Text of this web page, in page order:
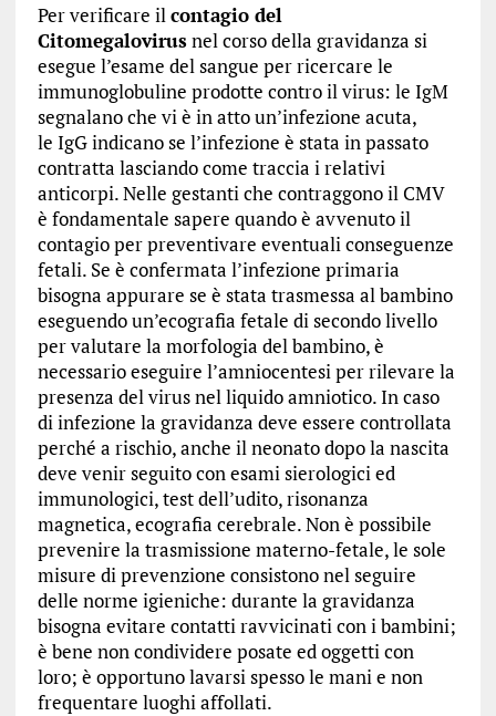
Per verificare ilcontagio del
Citomegalovirusnel corso della gravidanza si
esegue l’esame del sangue per ricercare le
immunoglobuline prodotte contro il virus: le IgM
segnalano che vi è in atto un’infezione acuta,
le IgG indicano se l’infezione è stata in passato
contratta lasciando come traccia i relativi
anticorpi. Nelle gestanti che contraggono il CMV
è fondamentale sapere quando è avvenuto il
contagio per preventivare eventuali conseguenze
fetali. Se è confermata l’infezione primaria
bisogna appurare se è stata trasmessa al bambino
eseguendo un’ecografia fetale di secondo livello
per valutare la morfologia del bambino, è
necessario eseguire l’amniocentesi per rilevare la
presenza del virus nel liquido amniotico. In caso
di infezione la gravidanza deve essere controllata
perché a rischio, anche il neonato dopo la nascita
deve venir seguito con esami sierologici ed
immunologici, test dell’udito, risonanza
magnetica, ecografia cerebrale. Non è possibile
prevenire la trasmissione materno-fetale, le sole
misure di prevenzione consistono nel seguire
delle norme igieniche: durante la gravidanza
bisogna evitare contatti ravvicinati con i bambini;
è bene non condividere posate ed oggetti con
loro; è opportuno lavarsi spesso le mani e non
frequentare luoghi affollati.